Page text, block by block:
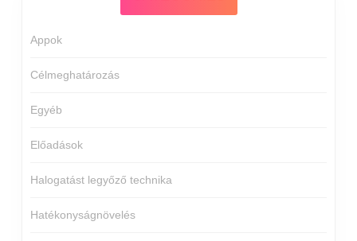
Appok
Célmeghatározás
Egyéb
Előadások
Halogatást legyőző technika
Hatékonyságnövelés